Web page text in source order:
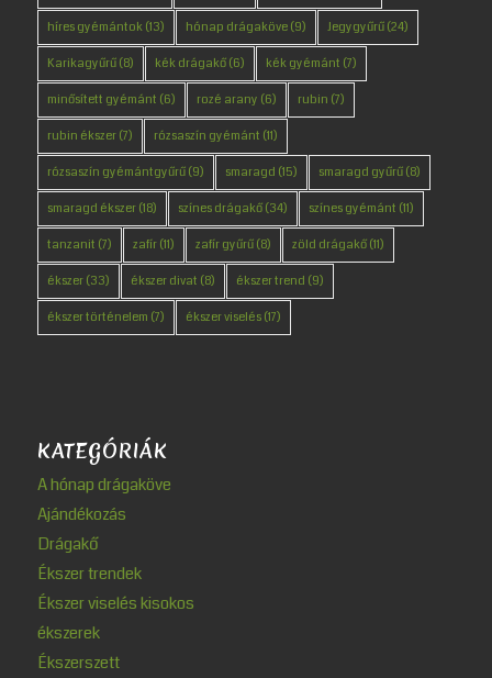
híres gyémántok(13) hónap drágaköve(9) Jegygyűrű(24)
Karikagyűrű(8) kék drágakő(6) kék gyémánt (7)
minősített gyémánt (6) rozé arany (6) rubin (7)
rubin ékszer(7) rózsaszín gyémánt (11)
rózsaszín gyémántgyűrű(9) smaragd (15) smaragd gyűrű(8)
smaragd ékszer(18) színes drágakő(34) színes gyémánt (11)
tanzanit (7) zafír(11) zafír gyűrű(8) zöld drágakő(11)
ékszer(33) ékszer divat (8) ékszer trend (9)
ékszer történelem (7) ékszer viselés(17)
KATEGÓRIÁK
A hónap drágaköve
Ajándékozás
Drágakő
Ékszer trendek
Ékszer viselés kisokos
ékszerek
Ékszerszett